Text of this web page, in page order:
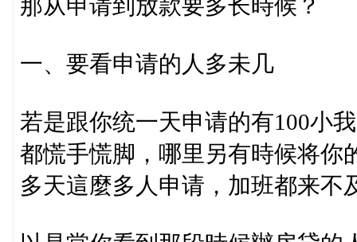
那从申请到放款要多长時候？
一、要看申请的人多未几
若是跟你统一天申请的有100小
都慌手慌脚，哪里另有時候将你
多天這麼多人申请，加班都来不